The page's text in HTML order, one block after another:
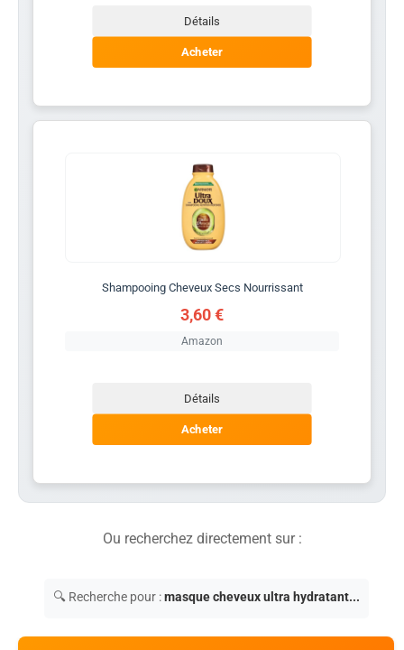
Détails
Acheter
Shampooing Cheveux Secs Nourrissant
3,60 €
Amazon
Détails
Acheter
Ou recherchez directement sur :
🔍 Recherche pour :masque cheveux ultra hydratant...